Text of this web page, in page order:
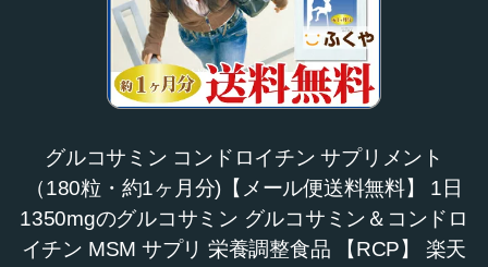
グルコサミン コンドロイチン サプリメント
（180粒・約1ヶ月分)【メール便送料無料】 1日
1350mgのグルコサミン グルコサミン＆コンドロ
イチン MSM サプリ 栄養調整食品 【RCP】 楽天